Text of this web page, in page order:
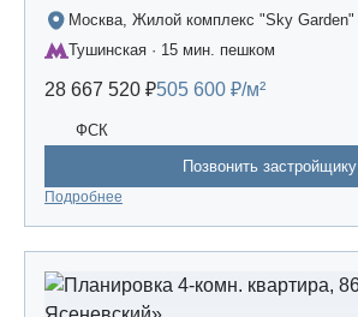
Москва, Жилой комплекс "Sky Garden"
Тушинская · 15 мин. пешком
28 667 520 ₽505 600 ₽/м²
ФСК
Позвонить застройщику
Подробнее